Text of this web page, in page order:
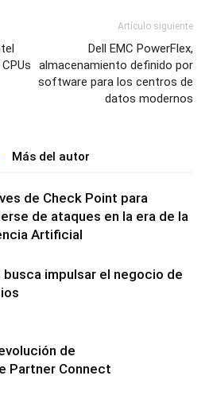
Artículo siguiente
Dell EMC PowerFlex,
almacenamiento definido por
software para los centros de
datos modernos
Más del autor
de Check Point para
de ataques en la era de la
Artificial
impulsar el negocio de
de
Partner Connect